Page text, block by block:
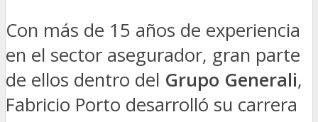
Con más de 15 años de experiencia
en el sector asegurador, gran parte
de ellos dentro del Grupo Generali,
Fabricio Porto desarrolló su carrera